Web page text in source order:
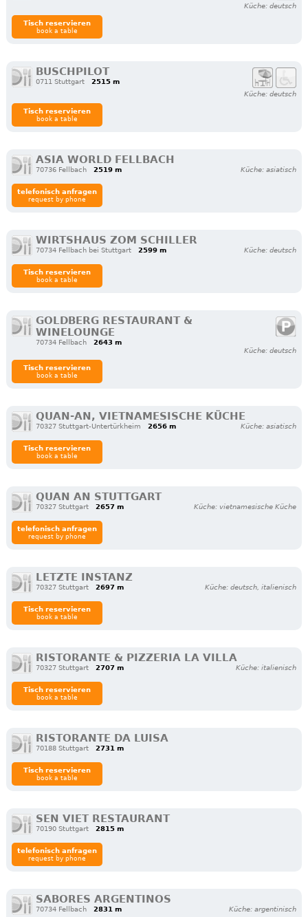
Küche: deutsch
Tisch reservieren
book a table
BUSCHPILOT
0711 Stuttgart
2515 m
Küche: deutsch
Tisch reservieren
book a table
ASIA WORLD FELLBACH
70736 Fellbach 2519 m Küche: asiatisch
telefonisch anfragen
request by phone
WIRTSHAUS ZOM SCHILLER
70734 Fellbach bei Stuttgart 2599 m Küche: deutsch
Tisch reservieren
book a table
GOLDBERG RESTAURANT &
WINELOUNGE
70734 Fellbach
2643 m
Küche: deutsch
Tisch reservieren
book a table
QUAN-AN, VIETNAMESISCHE KÜCHE
70327 Stuttgart-Untertürkheim 2656 m Küche: asiatisch
Tisch reservieren
book a table
QUAN AN STUTTGART
70327 Stuttgart 2657 m Küche: vietnamesische Küche
telefonisch anfragen
request by phone
LETZTE INSTANZ
70327 Stuttgart 2697 m Küche: deutsch, italienisch
Tisch reservieren
book a table
RISTORANTE & PIZZERIA LA VILLA
70327 Stuttgart 2707 m Küche: italienisch
Tisch reservieren
book a table
RISTORANTE DA LUISA
70188 Stuttgart 2731 m
Tisch reservieren
book a table
SEN VIET RESTAURANT
70190 Stuttgart 2815 m
telefonisch anfragen
request by phone
SABORES ARGENTINOS
70734 Fellbach 2831 m Küche: argentinisch